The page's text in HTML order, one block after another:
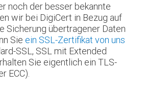
noch der besser bekannte
wir bei DigiCert in Bezug auf
Sicherung übertragener Daten
Sie ein SSL-Zertifikat von uns
SSL, SSL mit Extended
Sie eigentlich ein TLS-
ECC).